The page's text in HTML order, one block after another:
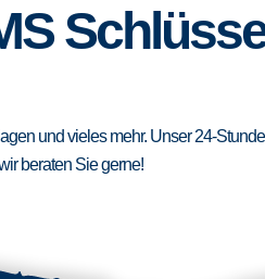
und vieles mehr. Unser 24-
beraten Sie gerne!